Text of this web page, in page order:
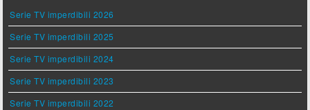
Serie TV imperdibili 2026
Serie TV imperdibili 2025
Serie TV imperdibili 2024
Serie TV imperdibili 2023
Serie TV imperdibili 2022